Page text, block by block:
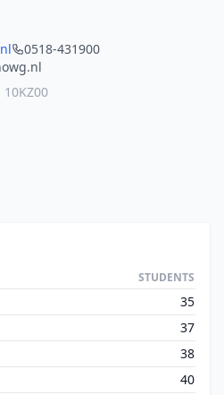
0518-431900
10KZ00
STUDENTS
35
37
38
40